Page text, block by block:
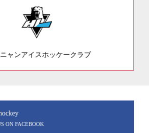
ャンアイスホッケークラブ
ON FACEBOOK